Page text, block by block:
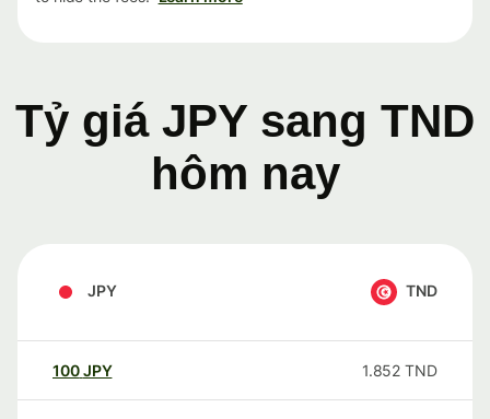
Tỷ giá JPY sang TND
hôm nay
JPY TND
100JPY 1.852 TND